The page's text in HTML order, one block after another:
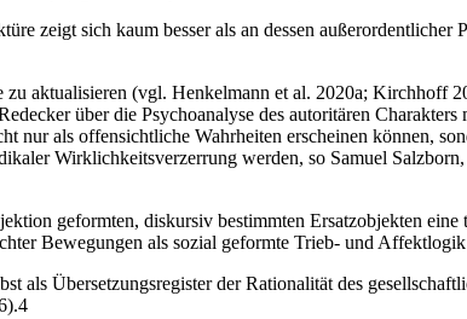
zeigt sich kaum besser als an dessen
aktualisieren (vgl. Henkelmann et al. 2020a; Kirchhoff
über die Psychoanalyse des autoritären
nur als offensichtliche Wahrheiten erscheinen können,
Wirklichkeitsverzerrung werden, so Samuel
geformten, diskursiv bestimmten Ersatzobjekten
Bewegungen als sozial geformte Trieb- und
als Übersetzungsregister der Rationalität des